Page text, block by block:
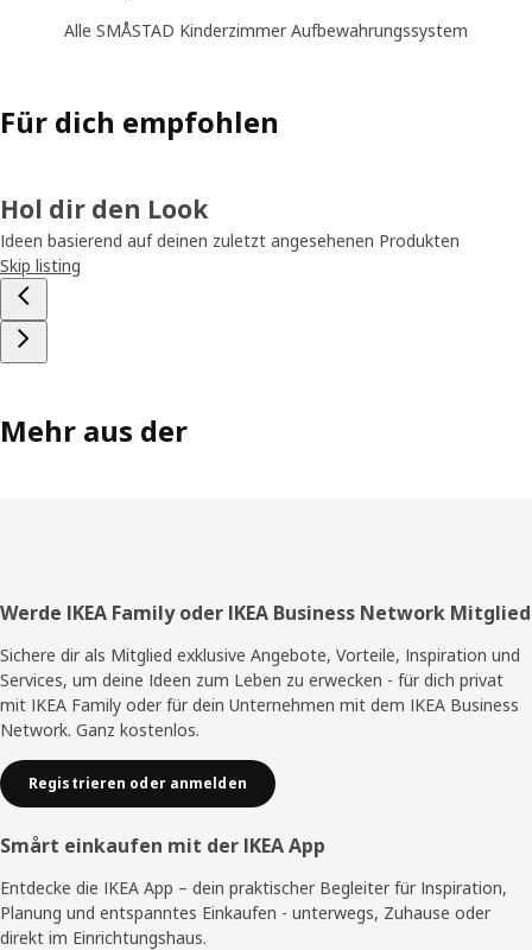
Alle SMÅSTAD Kinderzimmer Aufbewahrungssystem
Für dich empfohlen
Hol dir den Look
Ideen basierend auf deinen zuletzt angesehenen Produkten
Skip listing
Mehr aus der
Fußzeile
Werde IKEA Family oder IKEA Business Network Mitglied
Sichere dir als Mitglied exklusive Angebote, Vorteile, Inspiration und
Services, um deine Ideen zum Leben zu erwecken - für dich privat
mit IKEA Family oder für dein Unternehmen mit dem IKEA Business
Network. Ganz kostenlos.
Registrieren oder anmelden
Smårt einkaufen mit der IKEA App
Entdecke die IKEA App – dein praktischer Begleiter für Inspiration,
Planung und entspanntes Einkaufen - unterwegs, Zuhause oder
direkt im Einrichtungshaus.